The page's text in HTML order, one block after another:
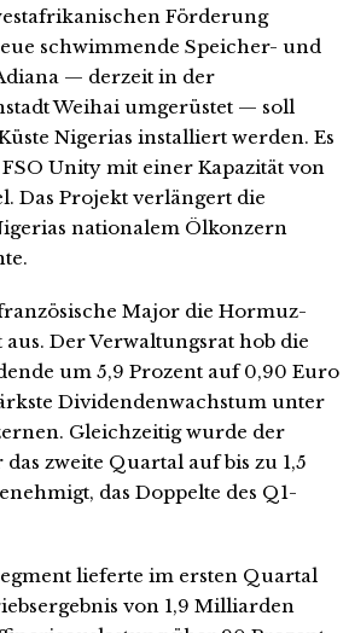
Förderung
schwimmende Speicher- und
— derzeit in der
Weihai umgerüstet — soll
Nigerias installiert werden. Es
Unity mit einer Kapazität von
Das Projekt verlängert die
nationalem Ölkonzern
Major die Hormuz-
Der Verwaltungsrat hob die
um 5,9 Prozent auf 0,90 Euro
Dividendenwachstum unter
Gleichzeitig wurde der
zweite Quartal auf bis zu 1,5
das Doppelte des Q1-
lieferte im ersten Quartal
von 1,9 Milliarden